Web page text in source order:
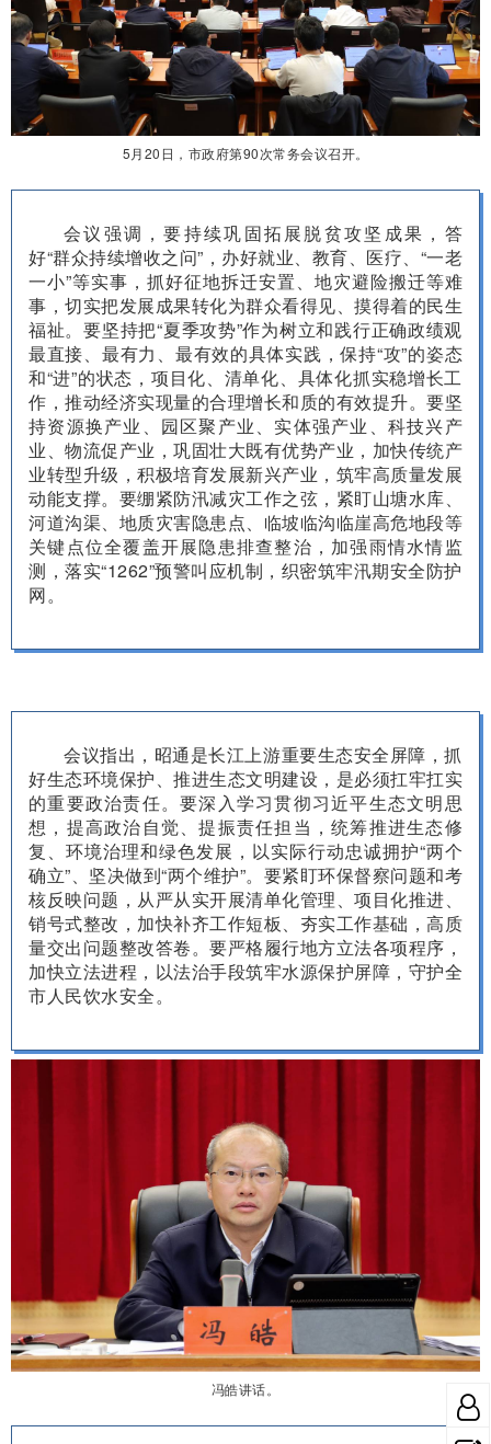
5月20日，市政府第90次常务会议召开。
会议强调，要持续巩固拓展脱贫攻坚成果，答
好“群众持续增收之问”，办好就业、教育、医疗、“一老
一小”等实事，抓好征地拆迁安置、地灾避险搬迁等难
事，切实把发展成果转化为群众看得见、摸得着的民生
福祉。要坚持把“夏季攻势”作为树立和践行正确政绩观
最直接、最有力、最有效的具体实践，保持“攻”的姿态
和“进”的状态，项目化、清单化、具体化抓实稳增长工
作，推动经济实现量的合理增长和质的有效提升。要坚
持资源换产业、园区聚产业、实体强产业、科技兴产
业、物流促产业，巩固壮大既有优势产业，加快传统产
业转型升级，积极培育发展新兴产业，筑牢高质量发展
动能支撑。要绷紧防汛减灾工作之弦，紧盯山塘水库、
河道沟渠、地质灾害隐患点、临坡临沟临崖高危地段等
关键点位全覆盖开展隐患排查整治，加强雨情水情监
测，落实“1262”预警叫应机制，织密筑牢汛期安全防护
网。
会议指出，昭通是长江上游重要生态安全屏障，抓
好生态环境保护、推进生态文明建设，是必须扛牢扛实
的重要政治责任。要深入学习贯彻习近平生态文明思
想，提高政治自觉、提振责任担当，统筹推进生态修
复、环境治理和绿色发展，以实际行动忠诚拥护“两个
确立”、坚决做到“两个维护”。要紧盯环保督察问题和考
核反映问题，从严从实开展清单化管理、项目化推进、
销号式整改，加快补齐工作短板、夯实工作基础，高质
量交出问题整改答卷。要严格履行地方立法各项程序，
加快立法进程，以法治手段筑牢水源保护屏障，守护全
市人民饮水安全。
冯皓讲话。